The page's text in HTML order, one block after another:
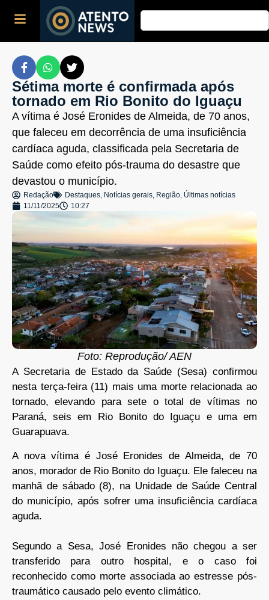
Sétima morte é confirmada após
tornado em Rio Bonito do Iguaçu
A vítima é José Eronides de Almeida, de 70 anos,
que faleceu em decorrência de uma insuficiência
cardíaca aguda, classificada pela Secretaria de
Saúde como efeito pós-trauma do desastre que
devastou o município.
Redação Destaques, Notícias gerais, Região, Últimas notícias
11/11/2025
10:27
Foto: Reprodução/ AEN
A Secretaria de Estado da Saúde (Sesa) confirmou
nesta terça-feira (11) mais uma morte relacionada ao
tornado, elevando para sete o total de vítimas no
Paraná, seis em Rio Bonito do Iguaçu e uma em
Guarapuava.
A nova vítima é José Eronides de Almeida, de 70
anos, morador de Rio Bonito do Iguaçu. Ele faleceu na
manhã de sábado (8), na Unidade de Saúde Central
do município, após sofrer uma insuficiência cardíaca
aguda.
Segundo a Sesa, José Eronides não chegou a ser
transferido para outro hospital, e o caso foi
reconhecido como morte associada ao estresse pós-
traumático causado pelo evento climático.